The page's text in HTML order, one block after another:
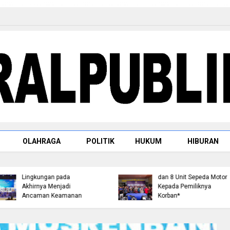
OLAHRAGA POLITIK HUKUM HIBURAN
Ekspedisi Merah Putih
Presisi, Sasar 17 Desa di
Wilayah 3T
Raja Rambah dr. H.
Makam dan
Pembangunan Replika
Istana